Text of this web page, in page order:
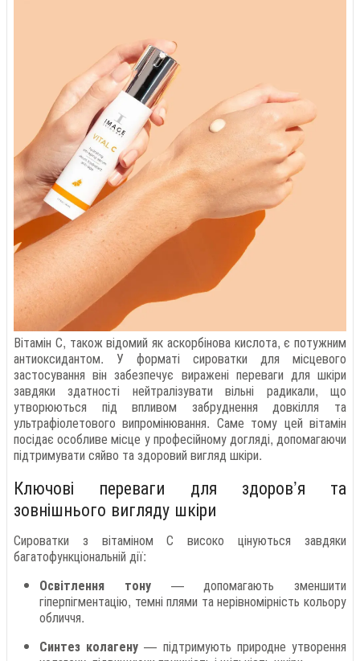
Вітамін С, також відомий як аскорбінова кислота, є потужним
антиоксидантом. У форматі сироватки для місцевого
застосування він забезпечує виражені переваги для шкіри
завдяки здатності нейтралізувати вільні радикали, що
утворюються під впливом забруднення довкілля та
ультрафіолетового випромінювання. Саме тому цей вітамін
посідає особливе місце у професійному догляді, допомагаючи
підтримувати сяйво та здоровий вигляд шкіри.
Ключові переваги для здоров’я та
зовнішнього вигляду шкіри
Сироватки з вітаміном С високо цінуються завдяки
багатофункціональній дії:
Освітлення тону— допомагають зменшити
гіперпігментацію, темні плями та нерівномірність кольору
обличчя.
Синтез колагену — підтримують природне утворення